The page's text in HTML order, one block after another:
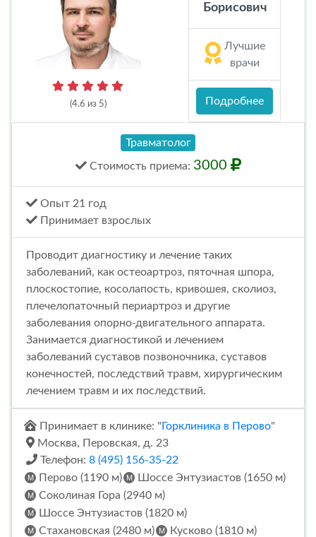
(4.6 из 5)
Борисович
Лучшие
врачи
Подробнее
Травматолог
Стоимость приема: 3000
Опыт 21 год
Принимает взрослых
Проводит диагностику и лечение таких
заболеваний, как остеоартроз, пяточная шпора,
плоскостопие, косолапость, кривошея, сколиоз,
плечелопаточный периартроз и другие
заболевания опорно-двигательного аппарата.
Занимается диагностикой и лечением
заболеваний суставов позвоночника, суставов
конечностей, последствий травм, хирургическим
лечением травм и их последствий.
Принимает в клинике: " Горклиника в Перово"
Москва, Перовская, д. 23
Телефон: 8 (495) 156-35-22
Перово (1190 м)
Шоссе Энтузиастов (1650 м)
Соколиная Гора (2940 м)
Шоссе Энтузиастов (1820 м)
Стахановская (2480 м)
Кусково (1810 м)